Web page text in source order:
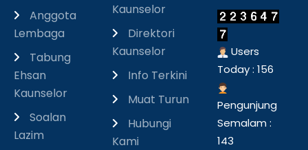
Anggota
Lembaga
Tabung
Ehsan
Kaunselor
Soalan
Lazim
Kaunselor
Direktori
Kaunselor
Info Terkini
Muat Turun
Hubungi
Kami
Users
Today : 156
Pengunjung
Semalam :
143